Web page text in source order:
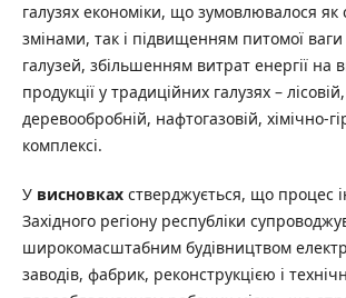
галузях економіки, що зумовлювалося як
змінами, так і підвищенням питомої ваги
галузей, збільшенням витрат енергії на
продукції у традиційних галузях –
деревообробній, нафтогазовій, хімічно-
комплексі.
У висновкахстверджується, що процес
Західного регіону республіки
широкомасштабним будівництвом
заводів, фабрик, реконструкцією і